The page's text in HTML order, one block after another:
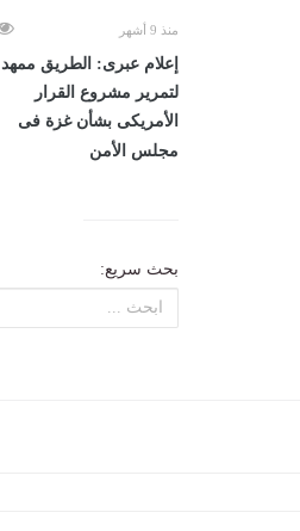
منذ 9 أشهر
إعلام عبرى: الطريق ممهد
لتمرير مشروع القرار
الأمريكى بشأن غزة فى
مجلس الأمن
بحث سريع: